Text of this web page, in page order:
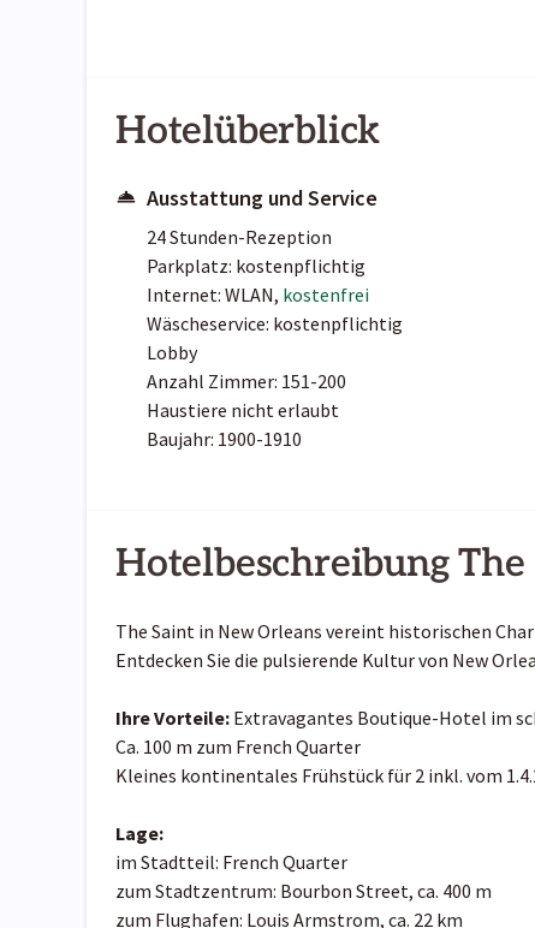
Hotelüberblick
Ausstattung und Service
24 Stunden-Rezeption
Parkplatz: kostenpflichtig
Internet: WLAN, kostenfrei
Wäscheservice: kostenpflichtig
Lobby
Anzahl Zimmer: 151-200
Haustiere nicht erlaubt
Baujahr: 1900-1910
Hotelbeschreibung
The Saint in New Orleans vereint historischen
Entdecken Sie die pulsierende Kultur von New
Ihre Vorteile: Extravagantes Boutique-Hotel im
Ca. 100 m zum French Quarter
Kleines kontinentales Frühstück für 2 inkl. vom
Lage:
im Stadtteil: French Quarter
zum Stadtzentrum: Bourbon Street, ca. 400 m
zum Flughafen: Louis Armstrom, ca. 22 km